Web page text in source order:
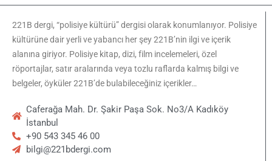
221B dergi, “polisiye kültürü” dergisi olarak konumlanıyor. Polisiye
kültürüne dair yerli ve yabancı her şey 221B’nin ilgi ve içerik
alanına giriyor. Polisiye kitap, dizi, film incelemeleri, özel
röportajlar, satır aralarında veya tozlu raflarda kalmış bilgi ve
belgeler, öyküler 221B’de bulabileceğiniz içerikler…
Caferağa Mah. Dr. Şakir Paşa Sok. No3/A Kadıköy
İstanbul
+90 543 345 46 00
bilgi@221bdergi.com